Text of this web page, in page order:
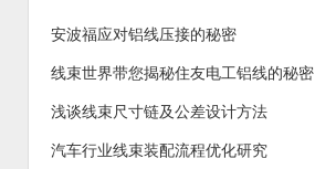
安波福应对铝线压接的秘密
线束世界带您揭秘住友电工铝线的秘密
浅谈线束尺寸链及公差设计方法
汽车行业线束装配流程优化研究